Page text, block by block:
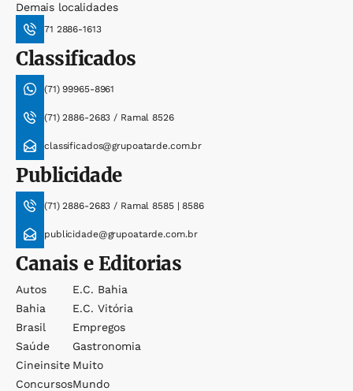
Demais localidades
71 2886-1613
Classificados
(71) 99965-8961
(71) 2886-2683 / Ramal 8526
classificados@grupoatarde.com.br
Publicidade
(71) 2886-2683 / Ramal 8585 | 8586
publicidade@grupoatarde.com.br
Canais e Editorias
Autos
Bahia
Brasil
Saúde
Cineinsite
Concursos
E.c. Bahia
E.c. Vitória
Empregos
Gastronomia
Muito
Mundo